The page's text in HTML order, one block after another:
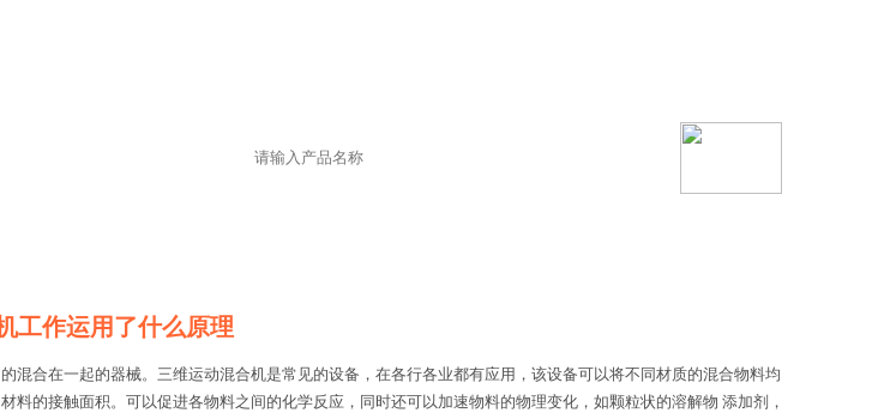
工作运用了什么原理
合在一起的器械。三维运动混合机是常见的设备，在各行各业都有应用，该设备可以将不同材质的混合物料均
的接触面积。可以促进各物料之间的化学反应，同时还可以加速物料的物理变化，如颗粒状的溶解物 添加剂，